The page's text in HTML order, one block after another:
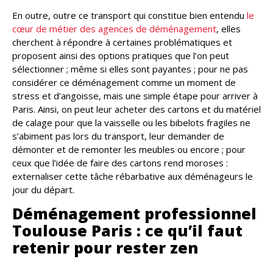
En outre, outre ce transport qui constitue bien entendu le
cœur de métier des agences de déménagement, elles
cherchent à répondre à certaines problématiques et
proposent ainsi des options pratiques que l’on peut
sélectionner ; même si elles sont payantes ; pour ne pas
considérer ce déménagement comme un moment de
stress et d’angoisse, mais une simple étape pour arriver à
Paris. Ainsi, on peut leur acheter des cartons et du matériel
de calage pour que la vaisselle ou les bibelots fragiles ne
s’abiment pas lors du transport, leur demander de
démonter et de remonter les meubles ou encore ; pour
ceux que l’idée de faire des cartons rend moroses :
externaliser cette tâche rébarbative aux déménageurs le
jour du départ.
Déménagement professionnel
Toulouse Paris : ce qu’il faut
retenir pour rester zen